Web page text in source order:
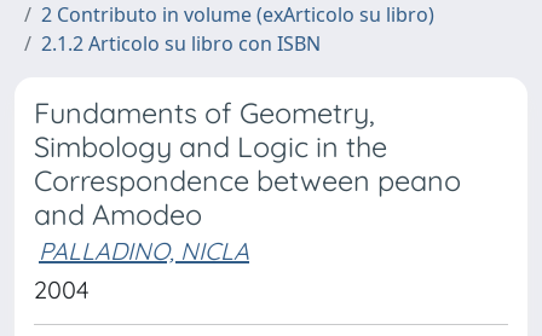
2 Contributo in volume (exArticolo su libro)
2.1.2 Articolo su libro con ISBN
Fundaments of Geometry,
Simbology and Logic in the
Correspondence between peano
and Amodeo
PALLADINO, NICLA
2004